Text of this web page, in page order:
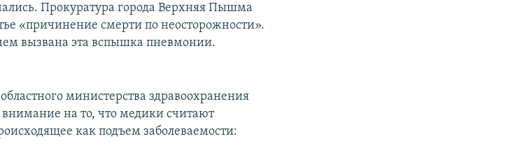
Прокуратура города Верхняя Пышма
«причинение смерти по неосторожности».
вызвана эта вспышка пневмонии.
министерства здравоохранения
на то, что медики считают
как подъем заболеваемости: